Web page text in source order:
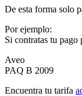
De esta forma solo
Por ejemplo:
Si contratas tu
Aveo
PAQ B 2009
Encuentra tu tarifa